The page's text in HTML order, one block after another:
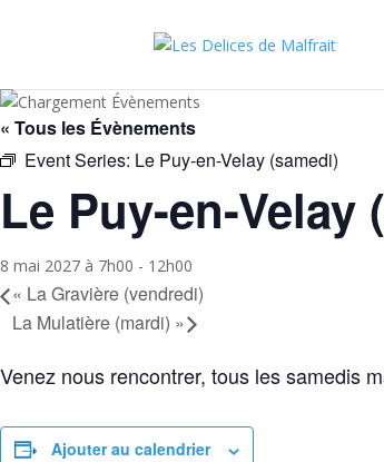
« Tous les Évènements
Event Series: Le Puy-en-Velay (samedi)
Le Puy-en-Velay
8 mai 2027 à 7h00 - 12h00
« La Gravière (vendredi)
La Mulatière (mardi) »
Venez nous rencontrer, tous les samedis
Ajouter au calendrier